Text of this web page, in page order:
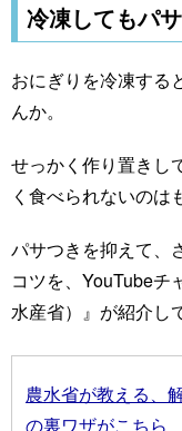
冷凍してもパ
おにぎりを冷凍する
んか。
せっかく作り置きし
く食べられないのは
パサつきを抑えて、
コツを、YouTubeチ
水産省）』が紹介し
農水省が教える、
の裏ワザがこちら